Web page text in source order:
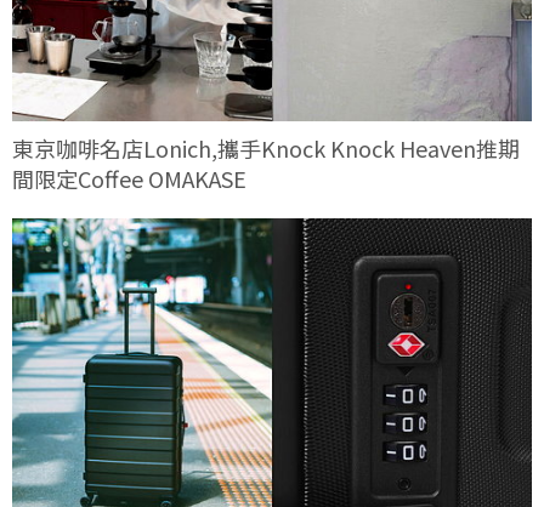
東京咖啡名店Lonich,攜手Knock Knock Heaven推期
間限定Coffee OMAKASE